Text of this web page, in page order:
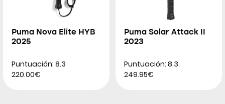
Puma Nova Elite HYB
2025
Puntuación: 8.3
220.00€
Puma Solar Attack II
2023
Puntuación: 8.3
249.95€